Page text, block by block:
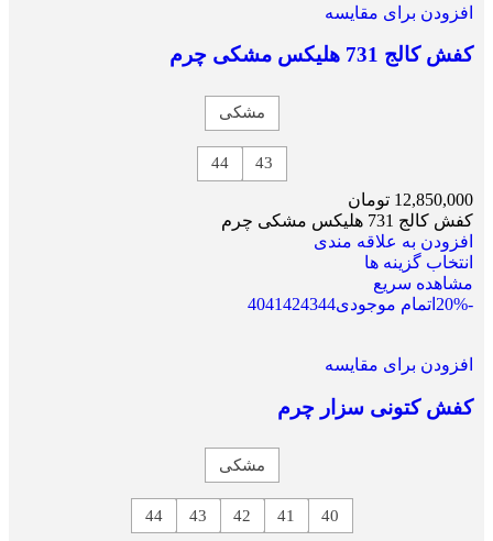
افزودن برای مقایسه
کفش کالج 731 هلیکس مشکی چرم
مشکی
43
44
12,850,000 تومان
کفش کالج 731 هلیکس مشکی چرم
افزودن به علاقه مندی
انتخاب گزینه ها
مشاهده سریع
-20%
اتمام موجودی 4041424344
افزودن برای مقایسه
کفش کتونی سزار چرم
مشکی
40
41
42
43
44